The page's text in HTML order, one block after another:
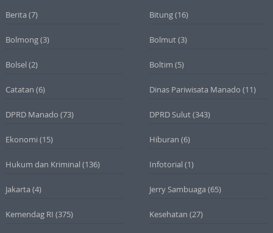
Berita (7) Bitung(16)
Bolmong(3) Bolmut(3)
Bolsel (2) Boltim (5)
Catatan (6) Dinas Pariwisata Manado (11)
DPRD Manado (73) DPRD Sulut(343)
Ekonomi (15) Hiburan (6)
Hukum dan Kriminal (136) Infotorial (1)
Jakarta (4) Jerry Sambuaga (65)
Kemendag RI (375) Kesehatan (27)